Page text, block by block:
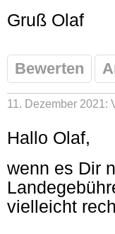
Gruß Olaf
Bewerten
11. Dezember 2021:
Hallo Olaf,
wenn es Dir
vielleicht